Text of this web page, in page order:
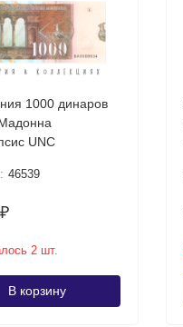
1000 динаров
UNC
46539
₽
2 шт.
В корзину